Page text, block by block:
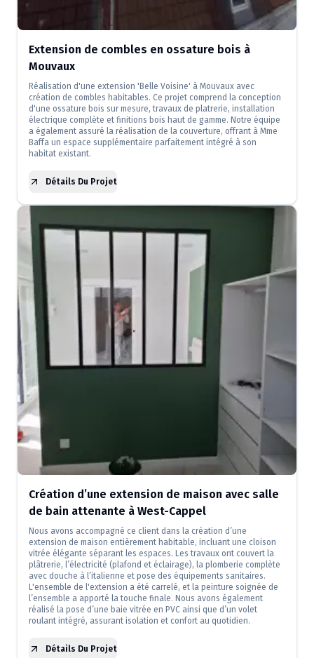
Extension de combles en ossature bois à
Mouvaux
Réalisation d'une extension 'Belle Voisine' à Mouvaux avec
création de combles habitables. Ce projet comprend la conception
d'une ossature bois sur mesure, travaux de platrerie, installation
électrique complète et finitions bois haut de gamme. Notre équipe
a également assuré la réalisation de la couverture, offrant à Mme
Baffa un espace supplémentaire parfaitement intégré à son
habitat existant.
Détails Du Projet
Création d’une extension de maison avec salle
de bain attenante à West-Cappel
Nous avons accompagné ce client dans la création d’une
extension de maison entièrement habitable, incluant une cloison
vitrée élégante séparant les espaces. Les travaux ont couvert la
plâtrerie, l’électricité (plafond et éclairage), la plomberie complète
avec douche à l’italienne et pose des équipements sanitaires.
L'ensemble de l'extension a été carrelé, et la peinture soignée de
l’ensemble a apporté la touche finale. Nous avons également
réalisé la pose d’une baie vitrée en PVC ainsi que d’un volet
roulant intégré, assurant isolation et confort au quotidien.
Détails Du Projet